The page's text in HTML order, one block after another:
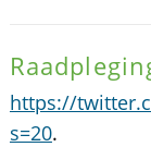
https://
s=20.